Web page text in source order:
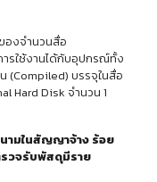
องจำนวนสื่อ
รใช้งานได้กับอุปกรณ์ทั้ง
(Compiled) บรรจุในสื่อ
Hard Disk จำนวน 1
ามในสัญญาจ้าง ร้อย
รวจรับพัสดุมีราย